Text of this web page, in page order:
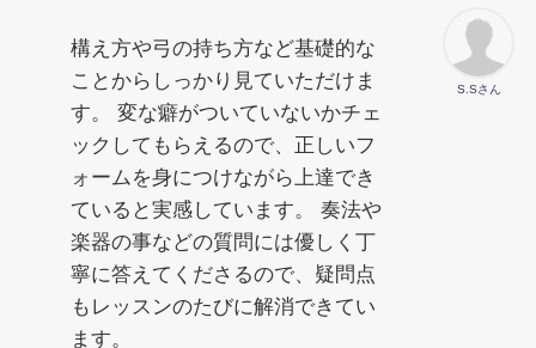
S.Sさん
構え方や弓の持ち方など基礎的な
ことからしっかり見ていただけま
す。 変な癖がついていないかチェ
ックしてもらえるので、正しいフ
ォームを身につけながら上達でき
ていると実感しています。 奏法や
楽器の事などの質問には優しく丁
寧に答えてくださるので、疑問点
もレッスンのたびに解消できてい
ます。